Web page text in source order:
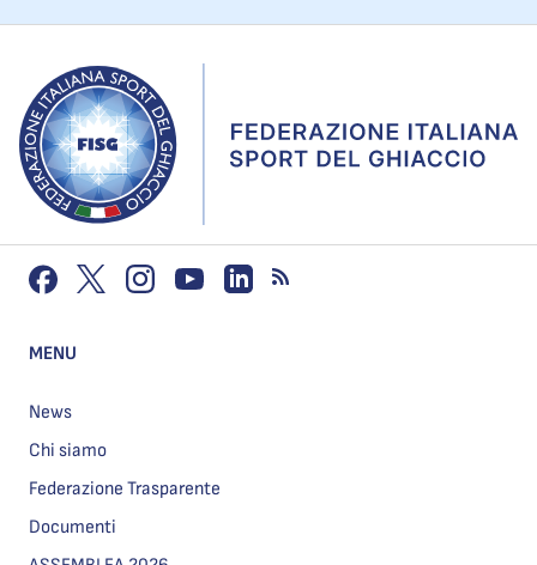
MENU
News
Chi siamo
Federazione Trasparente
Documenti